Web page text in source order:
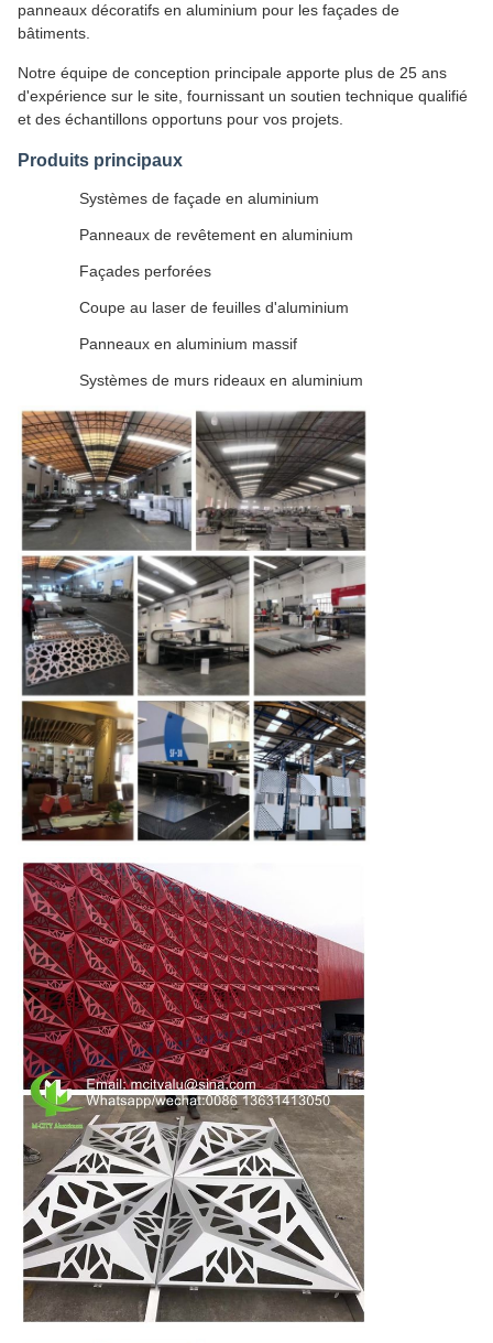
panneaux décoratifs en aluminium pour les façades de
bâtiments.
Notre équipe de conception principale apporte plus de 25 ans
d'expérience sur le site, fournissant un soutien technique qualifié
et des échantillons opportuns pour vos projets.
Produits principaux
Systèmes de façade en aluminium
Panneaux de revêtement en aluminium
Façades perforées
Coupe au laser de feuilles d'aluminium
Panneaux en aluminium massif
Systèmes de murs rideaux en aluminium